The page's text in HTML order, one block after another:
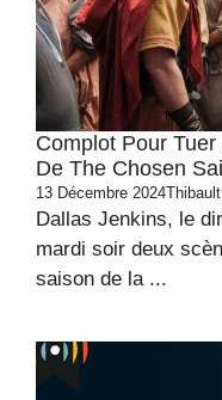
Complot Pour
De The Chosen
13 Décembre 2024
Dallas Jenkins, le
mardi soir deux
saison de la ...